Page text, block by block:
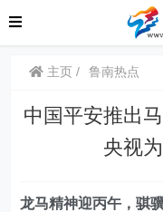
主页 鲁南热点
中国平安推出
央视
龙马精神迎丙午，骐